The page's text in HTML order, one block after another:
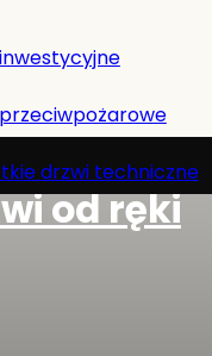
drzwi techniczne
od ręki